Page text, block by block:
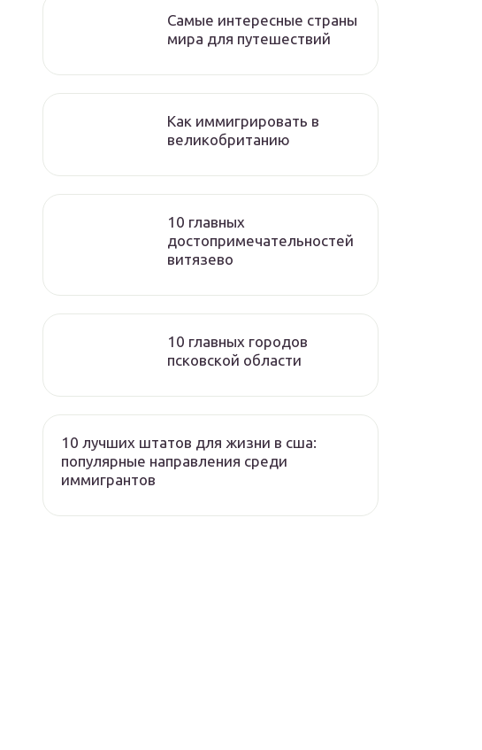
Самые интересные страны
мира для путешествий
Как иммигрировать в
великобританию
10 главных
достопримечательностей
витязево
10 главных городов
псковской области
10 лучших штатов для жизни в сша:
популярные направления среди
иммигрантов